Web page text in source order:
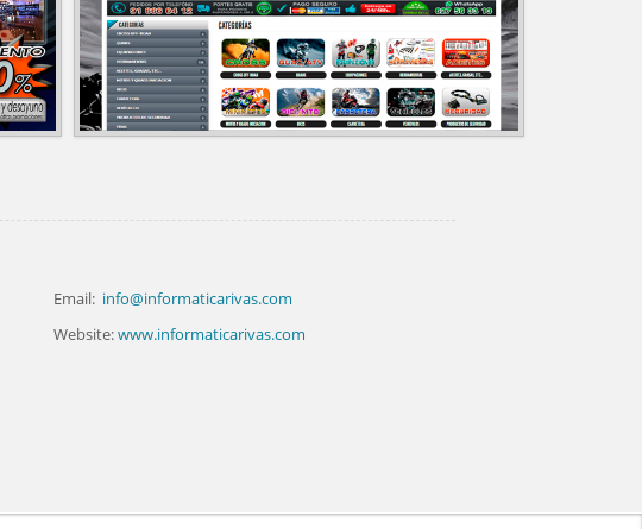
Email: info@informaticarivas.com
Website:www.informaticarivas.com